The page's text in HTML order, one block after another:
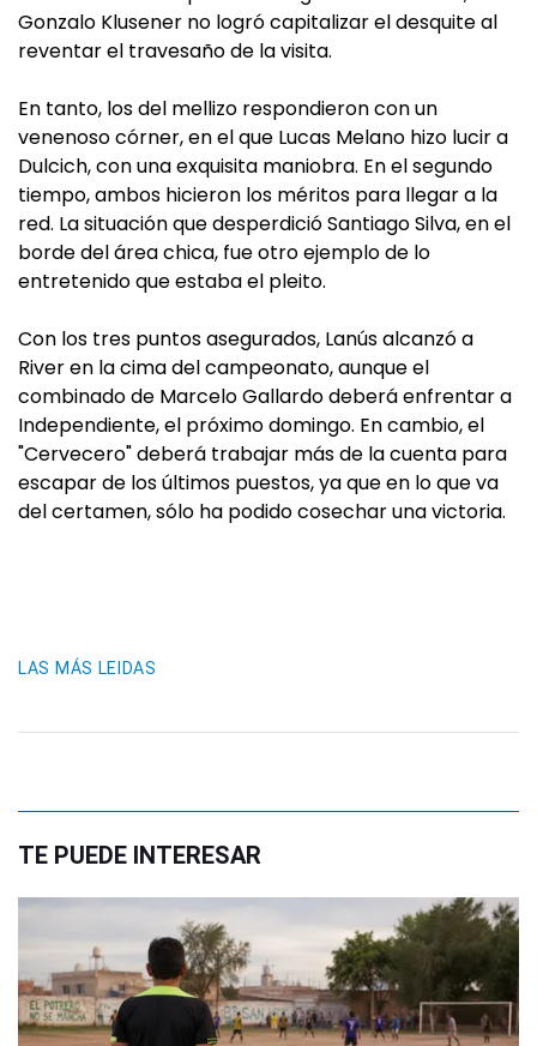
Gonzalo Klusener no logró capitalizar el desquite al
reventar el travesaño de la visita.
En tanto, los del mellizo respondieron con un
venenoso córner, en el que Lucas Melano hizo lucir a
Dulcich, con una exquisita maniobra. En el segundo
tiempo, ambos hicieron los méritos para llegar a la
red. La situación que desperdició Santiago Silva, en el
borde del área chica, fue otro ejemplo de lo
entretenido que estaba el pleito.
Con los tres puntos asegurados, Lanús alcanzó a
River en la cima del campeonato, aunque el
combinado de Marcelo Gallardo deberá enfrentar a
Independiente, el próximo domingo. En cambio, el
"Cervecero" deberá trabajar más de la cuenta para
escapar de los últimos puestos, ya que en lo que va
del certamen, sólo ha podido cosechar una victoria.
LAS MÁS LEIDAS
TE PUEDE INTERESAR